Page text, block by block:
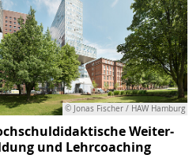
© Jonas Fischer / HAW Hamburg
Weiter­
und Lehrcoaching